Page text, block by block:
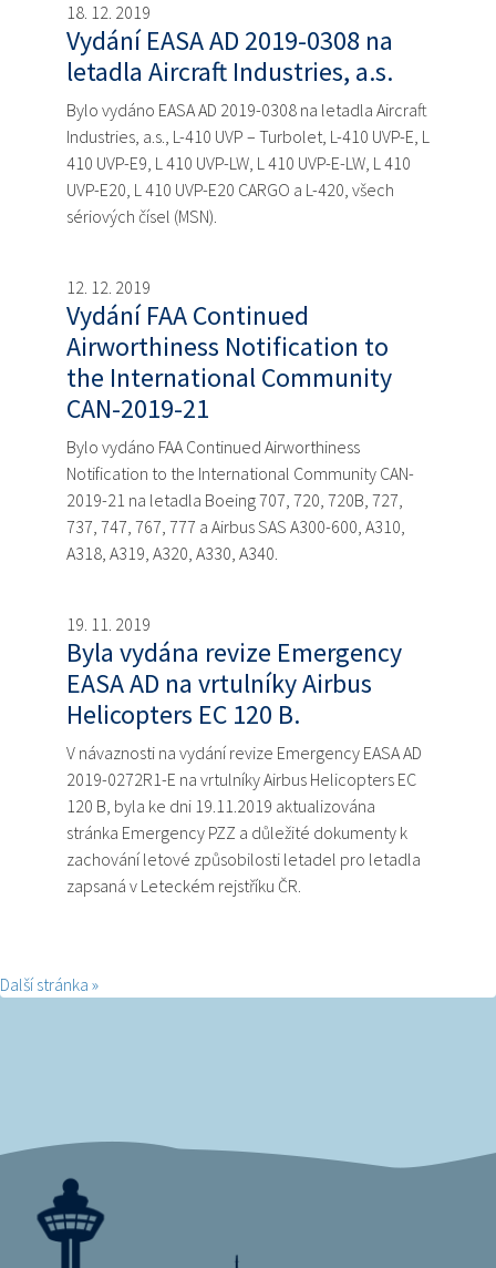
18. 12. 2019
Vydání EASA AD 2019-0308 na
letadla Aircraft Industries, a.s.
Bylo vydáno EASA AD 2019-0308 na letadla Aircraft
Industries, a.s., L-410 UVP – Turbolet, L-410 UVP-E, L
410 UVP-E9, L 410 UVP-LW, L 410 UVP-E-LW, L 410
UVP-E20, L 410 UVP-E20 CARGO a L-420, všech
sériových čísel (MSN).
12. 12. 2019
Vydání FAA Continued
Airworthiness Notification to
the International Community
CAN-2019-21
Bylo vydáno FAA Continued Airworthiness
Notification to the International Community CAN-
2019-21 na letadla Boeing 707, 720, 720B, 727,
737, 747, 767, 777 a Airbus SAS A300-600, A310,
A318, A319, A320, A330, A340.
19. 11. 2019
Byla vydána revize Emergency
EASA AD na vrtulníky Airbus
Helicopters EC 120 B.
V návaznosti na vydání revize Emergency EASA AD
2019-0272R1-E na vrtulníky Airbus Helicopters EC
120 B, byla ke dni 19.11.2019 aktualizována
stránka Emergency PZZ a důležité dokumenty k
zachování letové způsobilosti letadel pro letadla
zapsaná v Leteckém rejstříku ČR.
Další stránka »